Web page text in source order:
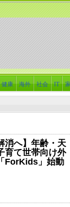
健康 海外 社会 IT
消へ】年齢・天
育て世帯向け外
ForKids」始動